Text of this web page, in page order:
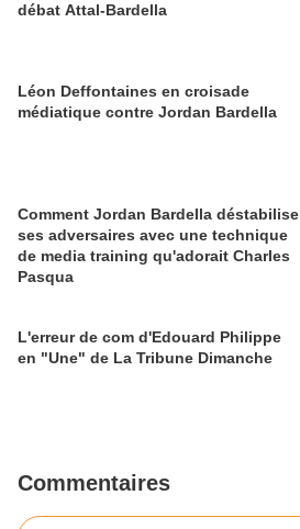
débat Attal-Bardella
Léon Deffontaines en croisade
médiatique contre Jordan Bardella
Comment Jordan Bardella déstabilise
ses adversaires avec une technique
de media training qu'adorait Charles
Pasqua
L'erreur de com d'Edouard Philippe
en "Une" de La Tribune Dimanche
Commentaires